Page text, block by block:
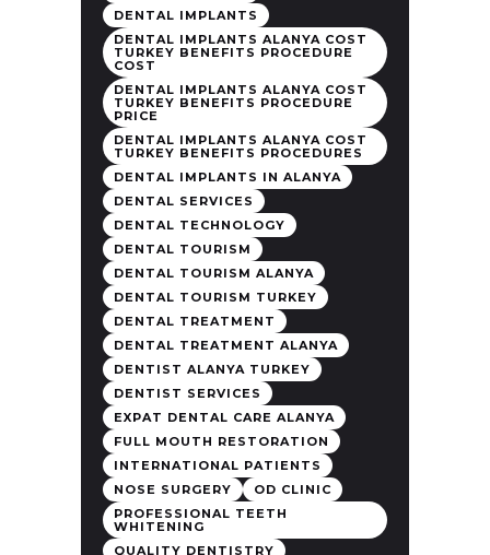
DENTAL IMPLANTS
DENTAL IMPLANTS ALANYA COST
TURKEY BENEFITS PROCEDURE
COST
DENTAL IMPLANTS ALANYA COST
TURKEY BENEFITS PROCEDURE
PRICE
DENTAL IMPLANTS ALANYA COST
TURKEY BENEFITS PROCEDURES
DENTAL IMPLANTS IN ALANYA
DENTAL SERVICES
DENTAL TECHNOLOGY
DENTAL TOURISM
DENTAL TOURISM ALANYA
DENTAL TOURISM TURKEY
DENTAL TREATMENT
DENTAL TREATMENT ALANYA
DENTIST ALANYA TURKEY
DENTIST SERVICES
EXPAT DENTAL CARE ALANYA
FULL MOUTH RESTORATION
INTERNATIONAL PATIENTS
NOSE SURGERY
OD CLINIC
PROFESSIONAL TEETH
WHITENING
QUALITY DENTISTRY